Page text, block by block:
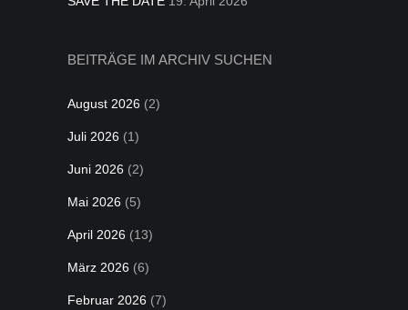
BEITRÄGE IM ARCHIV SUCHEN
August 2026 (2)
Juli 2026 (1)
Juni 2026 (2)
Mai 2026 (5)
April 2026 (13)
März 2026 (6)
Februar 2026 (7)